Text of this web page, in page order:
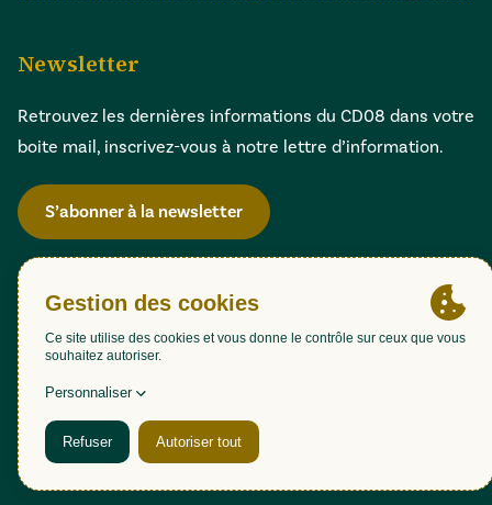
Newsletter
Retrouvez les dernières informations du CD08 dans votre
boite mail, inscrivez-vous à notre lettre d’information.
S’abonner à la newsletter
Gestion des cookies
Accessibilité : partiellement conforme (98,51%)
Mentions légales
Politique de confidentialité
Plan du site
Une création